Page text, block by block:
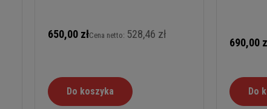
650,00 złCena netto: 528,46 zł
Do koszyka
690,00
Do